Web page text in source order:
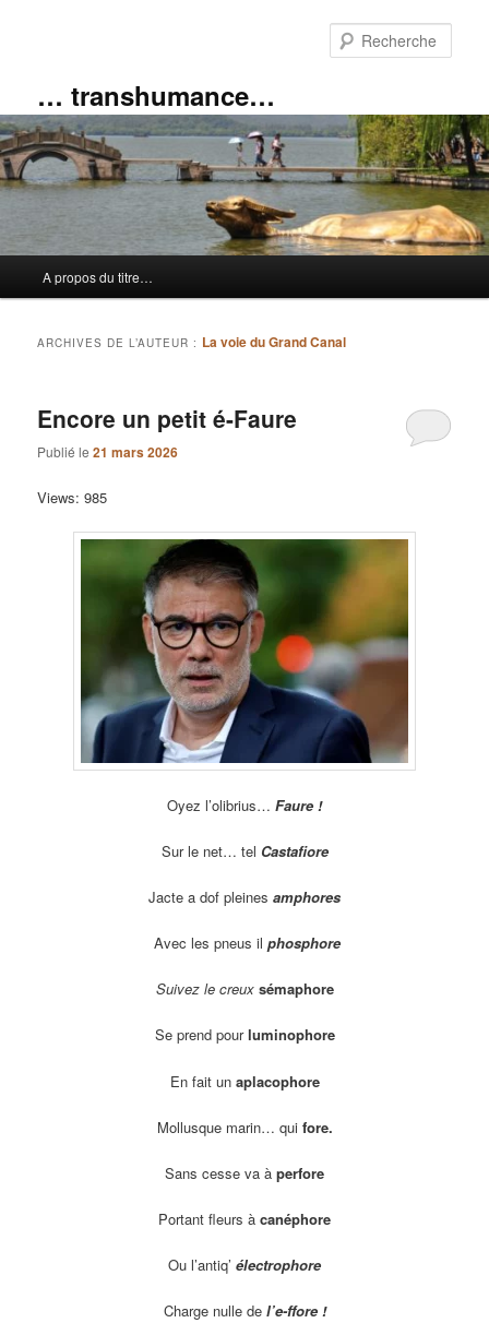
… transhumance…
principal
A propos du titre…
ARCHIVES DE L’AUTEUR : La voie du Grand Canal
Encore un petit é-Faure
Publié le21 mars 2026
Views: 985
Oyez l’olibrius… Faure !
Sur le net… tel Castafiore
Jacte a dof pleines amphores
Avec les pneus il phosphore
Suivez le creuxsémaphore
Se prend pourluminophore
En fait un aplacophore
Mollusque marin… qui fore.
Sans cesse va à perfore
Portant fleurs à canéphore
Ou l’antiq’ électrophore
Charge nulle de l’e-ffore !